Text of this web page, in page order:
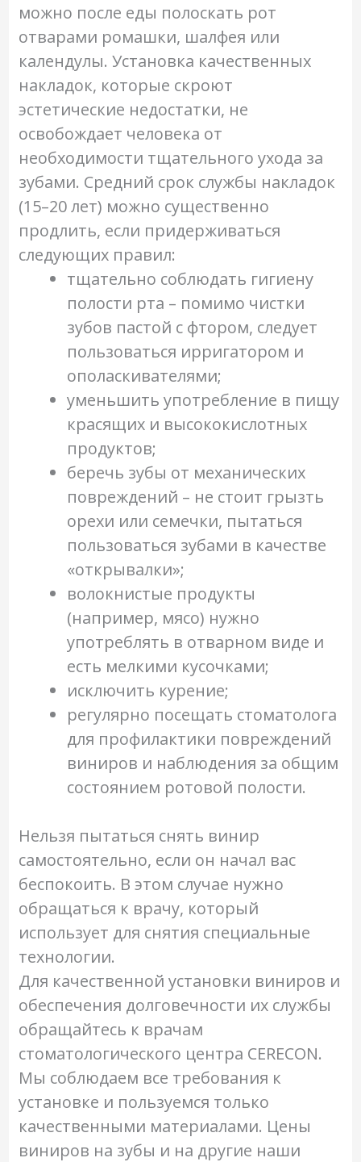
можно после еды полоскать рот
отварами ромашки, шалфея или
календулы. Установка качественных
накладок, которые скроют
эстетические недостатки, не
освобождает человека от
необходимости тщательного ухода за
зубами. Средний срок службы накладок
(15–20 лет) можно существенно
продлить, если придерживаться
следующих правил:
тщательно соблюдать гигиену
полости рта – помимо чистки
зубов пастой с фтором, следует
пользоваться ирригатором и
ополаскивателями;
уменьшить употребление в пищу
красящих и высококислотных
продуктов;
беречь зубы от механических
повреждений – не стоит грызть
орехи или семечки, пытаться
пользоваться зубами в качестве
«открывалки»;
волокнистые продукты
(например, мясо) нужно
употреблять в отварном виде и
есть мелкими кусочками;
исключить курение;
регулярно посещать стоматолога
для профилактики повреждений
виниров и наблюдения за общим
состоянием ротовой полости.
Нельзя пытаться снять винир
самостоятельно, если он начал вас
беспокоить. В этом случае нужно
обращаться к врачу, который
использует для снятия специальные
технологии.
Для качественной установки виниров и
обеспечения долговечности их службы
обращайтесь к врачам
стоматологического центра CERECON.
Мы соблюдаем все требования к
установке и пользуемся только
качественными материалами. Цены
виниров на зубы и на другие наши